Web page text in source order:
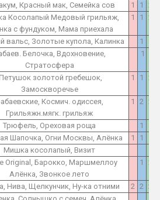
Красный мак, Семейка сов
1 1
2
Косолапый Медовый грильяж,
с фундуком, Мама приехала
1 1 2
вальс, Золотые купола, Калинка 1
Белочка, Вдохновение,
Стратосфера
1
Петушок золотой гребешок,
Замоскворечье
1 1 2
Космич. одиссея,
Грильяжн.мягк. грильяж
1 2 2
Трюфель, Ореховая роща 1
Шапочка, Огни Москвы, Алёнка
1 1
Мишка косолапый, Визит
Original, Барокко, Маршмеллоу
Алёнка, Звонкое лето
1 2
Нива, Щелкунчик, Ну-ка отними 2 2 2